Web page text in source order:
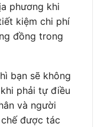
phương khi
kiệm chi phí
đồng trong
bạn sẽ không
phải tự điều
và người
được tác